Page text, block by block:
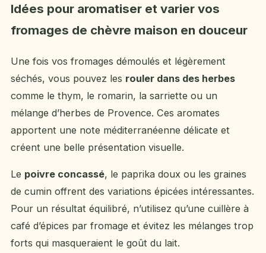
Idées pour aromatiser et varier vos
fromages de chèvre maison en douceur
Une fois vos fromages démoulés et légèrement
séchés, vous pouvez les rouler dans des herbes
comme le thym, le romarin, la sarriette ou un
mélange d’herbes de Provence. Ces aromates
apportent une note méditerranéenne délicate et
créent une belle présentation visuelle.
Le poivre concassé, le paprika doux ou les graines
de cumin offrent des variations épicées intéressantes.
Pour un résultat équilibré, n’utilisez qu’une cuillère à
café d’épices par fromage et évitez les mélanges trop
forts qui masqueraient le goût du lait.